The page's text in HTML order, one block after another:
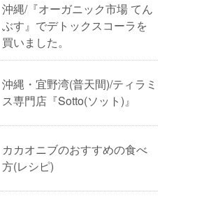
沖縄/『オーガニック市場 てん
ぶす』でデトックスコーラを
買いました。
沖縄・宜野湾(普天間)/ティラミ
ス専門店『Sotto(ソット)』
カカオニブのおすすめの食べ
方(レシピ)